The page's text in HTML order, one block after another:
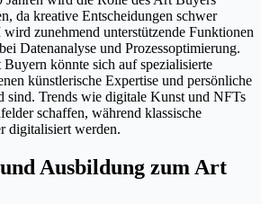
da kreative Entscheidungen schwer
zunehmend unterstützende Funktionen
Datenanalyse und Prozessoptimierung.
könnte sich auf spezialisierte
künstlerische Expertise und persönliche
sind. Trends wie digitale Kunst und NFTs
schaffen, während klassische
digitalisiert werden.
Ausbildung zum Art